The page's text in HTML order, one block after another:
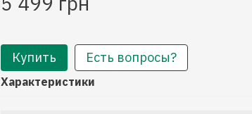
Купить Есть вопросы?
Характеристики